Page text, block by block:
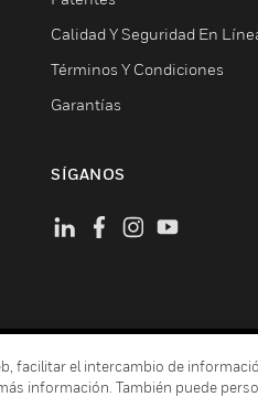
Calidad Y Seguridad En
Términos Y Condiciones
Garantías
SÍGANOS
Privacidad
Darse De Baja Global
facilitar el intercambio de
información. También puede